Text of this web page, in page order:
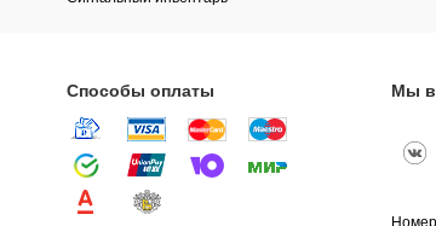
Способы оплаты Мы в